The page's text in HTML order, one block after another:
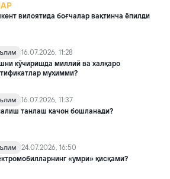
вилоятида боғчалар вақтинча ёпилди
16.07.2026, 11:28
кўчиришда миллий ва халқаро
муҳимми?
16.07.2026, 11:37
танлаш қачон бошланади?
24.07.2026, 16:50
«умри» қисқами?